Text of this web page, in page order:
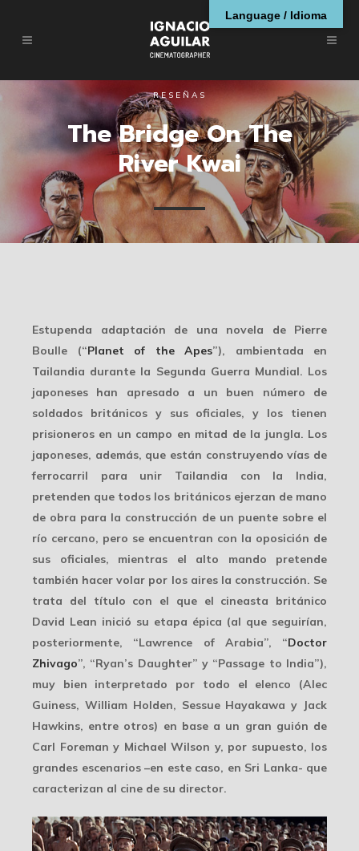
RESEÑAS
The Bridge On The
River Kwai
Estupenda adaptación de una novela de Pierre
Boulle (“Planet of the Apes”), ambientada en
Tailandia durante la Segunda Guerra Mundial. Los
japoneses han apresado a un buen número de
soldados británicos y sus oficiales, y los tienen
prisioneros en un campo en mitad de la jungla. Los
japoneses, además, que están construyendo vías de
ferrocarril para unir Tailandia con la India,
pretenden que todos los británicos ejerzan de mano
de obra para la construcción de un puente sobre el
río cercano, pero se encuentran con la oposición de
sus oficiales, mientras el alto mando pretende
también hacer volar por los aires la construcción. Se
trata del título con el que el cineasta británico
David Lean inició su etapa épica (al que seguirían,
posteriormente, “Lawrence of Arabia”, “Doctor
Zhivago”, “Ryan’s Daughter” y “Passage to India”),
muy bien interpretado por todo el elenco (Alec
Guiness, William Holden, Sessue Hayakawa y Jack
Hawkins, entre otros) en base a un gran guión de
Carl Foreman y Michael Wilson y, por supuesto, los
grandes escenarios –en este caso, en Sri Lanka- que
caracterizan al cine de su director.
Language / Idioma